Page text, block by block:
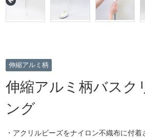
伸縮アルミ柄
伸縮アルミ柄バスク
ング
・アクリルビーズをナイロン不織布に付